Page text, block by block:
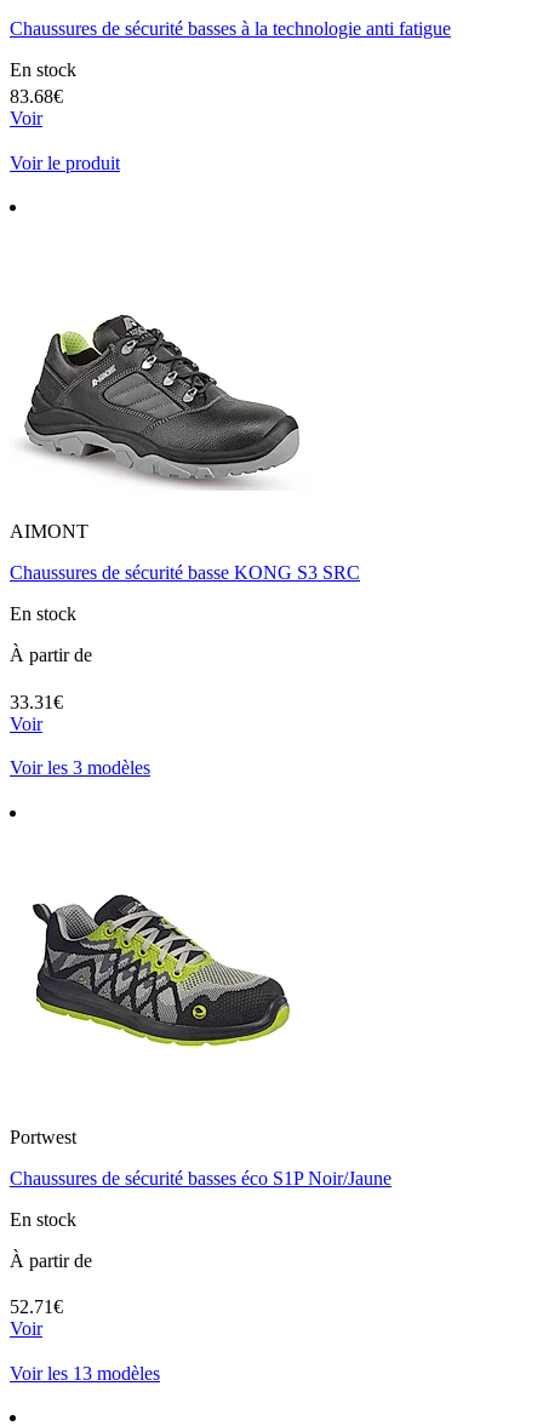
Chaussures de sécurité basses à la technologie anti fatigue
En stock
83.68€
Voir
Voir le produit
AIMONT
Chaussures de sécurité basse KONG S3 SRC
En stock
À partir de
33.31€
Voir
Voir les 3 modèles
Portwest
Chaussures de sécurité basses éco S1P Noir/Jaune
En stock
À partir de
52.71€
Voir
Voir les 13 modèles